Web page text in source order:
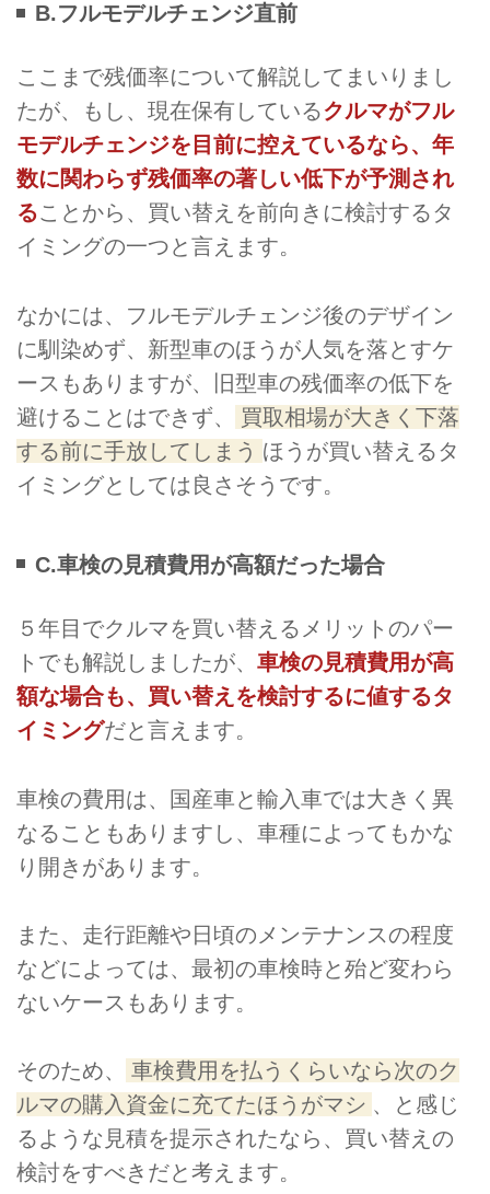
B.フルモデルチェンジ直前
ここまで残価率について解説してまいりまし
たが、もし、現在保有しているクルマがフル
モデルチェンジを目前に控えているなら、年
数に関わらず残価率の著しい低下が予測され
ることから、買い替えを前向きに検討するタ
イミングの一つと言えます。
なかには、フルモデルチェンジ後のデザイン
に馴染めず、新型車のほうが人気を落とすケ
ースもありますが、旧型車の残価率の低下を
避けることはできず、
買取相場が大きく下落
する前に手放してしまう ほうが買い替えるタ
イミングとしては良さそうです。
C.車検の見積費用が高額だった場合
５年目でクルマを買い替えるメリットのパー
トでも解説しましたが、 車検の見積費用が高
額な場合も、買い替えを検討するに値するタ
イミングだと言えます。
車検の費用は、国産車と輸入車では大きく異
なることもありますし、車種によってもかな
り開きがあります。
また、走行距離や日頃のメンテナンスの程度
などによっては、最初の車検時と殆ど変わら
ないケースもあります。
そのため、
車検費用を払うくらいなら次のク
ルマの購入資金に充てたほうがマシ 、と感じ
るような見積を提示されたなら、買い替えの
検討をすべきだと考えます。